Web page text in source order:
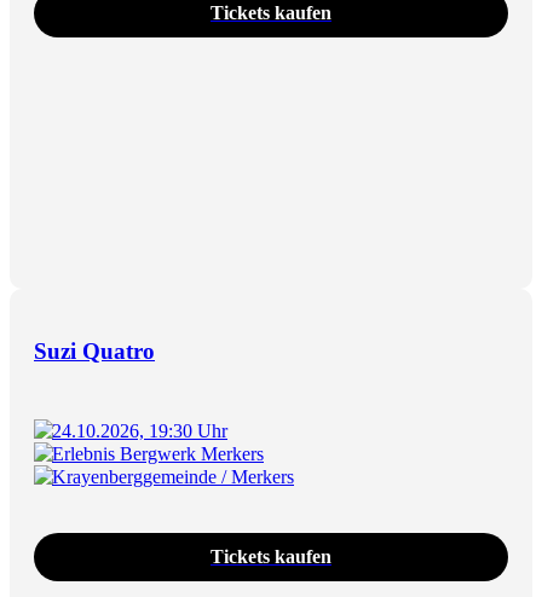
Tickets kaufen
Suzi Quatro
24.10.2026, 19:30 Uhr
Erlebnis Bergwerk Merkers
Krayenberggemeinde / Merkers
Tickets kaufen